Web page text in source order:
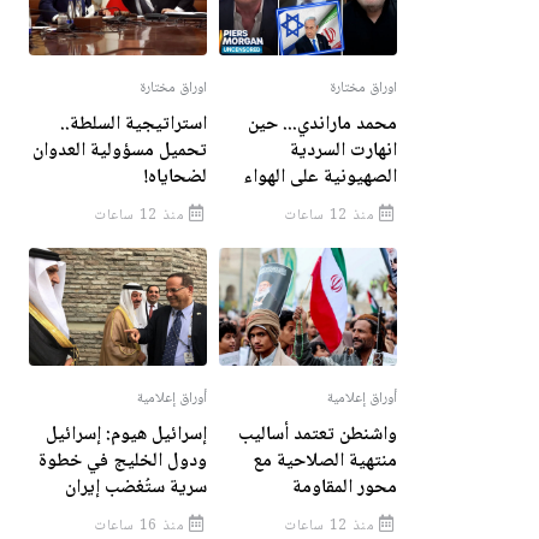
اوراق مختارة
محمد ماراندي... حين
انهارت السردية
الصهيونية على الهواء
منذ 12 ساعات
اوراق مختارة
استراتيجية السلطة..
تحميل مسؤولية العدوان
لضحاياه!
منذ 12 ساعات
أوراق إعلامية
واشنطن تعتمد أساليب
منتهية الصلاحية مع
محور المقاومة
منذ 12 ساعات
أوراق إعلامية
إسرائيل هيوم: إسرائيل
ودول الخليج في خطوة
سرية ستُغضب إيران
منذ 16 ساعات